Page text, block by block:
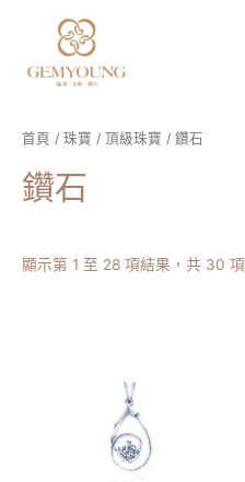
首頁 / 珠寶 / 頂級珠寶 / 鑽石
鑽石
顯示第 1 至 28 項結果，共 30 項